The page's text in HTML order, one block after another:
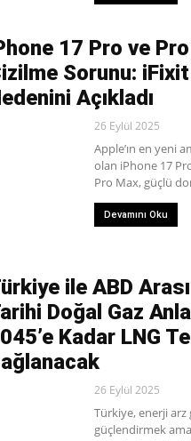
17 Pro ve
Sorunu: iFixit
Açıkladı
26 Eylül 2025
Apple’ın en yeni
olan iPhone 17
Pro Max, güçlü
Devamını Oku
ile ABD
Doğal Gaz
Kadar LNG
26 Eylül 2025
Türkiye, enerji
güçlendirmek